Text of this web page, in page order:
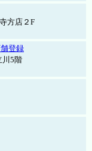
方店２F
登録
川5階